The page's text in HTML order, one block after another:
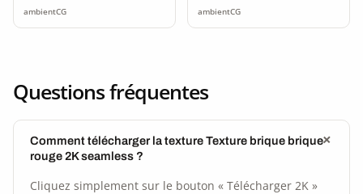
ambientCG ambientCG
Questions fréquentes
Comment télécharger la texture Texture brique brique
rouge 2K seamless ?
Cliquez simplement sur le bouton « Télécharger 2K »